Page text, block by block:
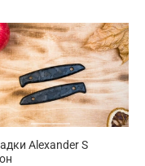
Alexander S